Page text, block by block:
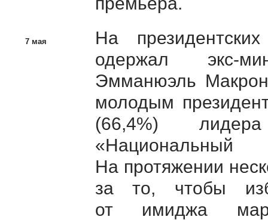
7 мая
На
одержал экс-
Эмманюэль
молодым
(66,4%)
На протяжении
за то, чтобы
от имиджа